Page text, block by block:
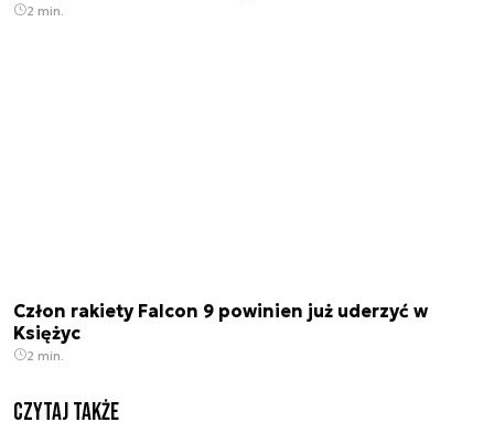
2 min.
Człon rakiety Falcon 9 powinien już uderzyć w
Księżyc
2 min.
Czytaj także